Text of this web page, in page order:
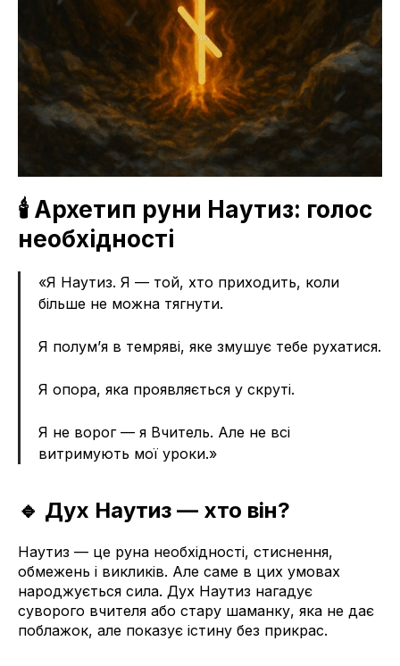
🕯️ Архетип руни Наутиз: голос
необхідності
«Я Наутиз. Я — той, хто приходить, коли
більше не можна тягнути.
Я полум’я в темряві, яке змушує тебе рухатися.
Я опора, яка проявляється у скруті.
Я не ворог — я Вчитель. Але не всі
витримують мої уроки.»
🔹 Дух Наутиз — хто він?
Наутиз — це руна необхідності, стиснення,
обмежень і викликів. Але саме в цих умовах
народжується сила. Дух Наутиз нагадує
суворого вчителя або стару шаманку, яка не дає
поблажок, але показує істину без прикрас.